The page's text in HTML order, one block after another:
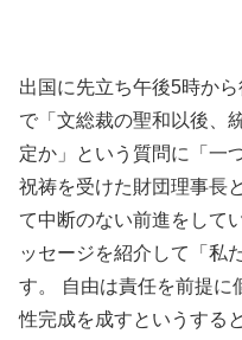
出国に先立ち午後5時か
で「文総裁の聖和以後、
定か」という質問に「一
祝祷を受けた財団理事長
て中断のない前進をして
ッセージを紹介して「私
す。 自由は責任を前提に
性完成を成すというする